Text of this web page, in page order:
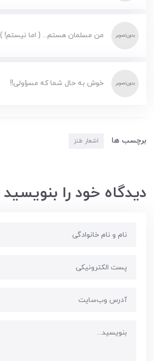
من مسلمان هستم... ( اما نیستم! )
خوش به حال شما که مسؤولی!!
برچسب ها اشعار طنز
دیدگاه خود را بنویسید